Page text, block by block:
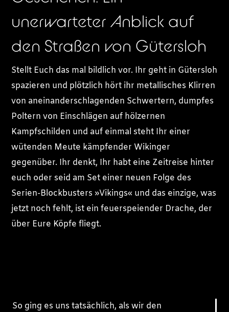
unerwarteter Anblick auf
den Straßen von Gütersloh
Stellt Euch das mal bildlich vor. Ihr geht in Gütersloh
spazieren und plötzlich hört ihr metallisches Klirren
von aneinanderschlagenden Schwertern, dumpfes
Poltern von Einschlägen auf hölzernen
Kampfschilden und auf einmal steht Ihr einer
wütenden Meute kämpfender Wikinger
gegenüber. Ihr denkt, Ihr habt eine Zeitreise hinter
euch oder seid am Set einer neuen Folge des
Serien-Blockbusters »Vikings« und das einzige, was
jetzt noch fehlt, ist ein feuerspeiender Drache, der
über Eure Köpfe fliegt.
So ging es uns tatsächlich, als wir den